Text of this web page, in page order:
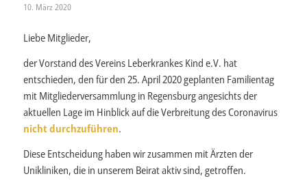
10. März 2020
Liebe Mitglieder,
der Vorstand des Vereins Leberkrankes Kind e.V. hat
entschieden, den für den 25. April 2020 geplanten Familientag
mit Mitgliederversammlung in Regensburg angesichts der
aktuellen Lage im Hinblick auf die Verbreitung des Coronavirus
nicht durchzuführen.
Diese Entscheidung haben wir zusammen mit Ärzten der
Unikliniken, die in unserem Beirat aktiv sind, getroffen.